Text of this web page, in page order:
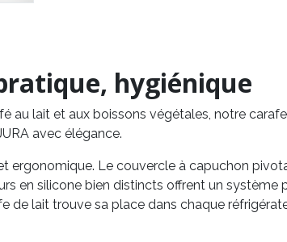
hygiénique
au lait et aux boissons végétales, notre
avec élégance.
ergonomique. Le couvercle à capuchon
en silicone bien distincts offrent un système
de lait trouve sa place dans chaque